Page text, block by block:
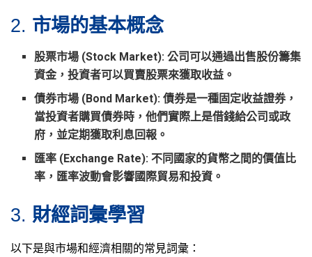
2. 市場的基本概念
股票市場 (Stock Market): 公司可以通過出售股份籌集
資金，投資者可以買賣股票來獲取收益。
債券市場 (Bond Market): 債券是一種固定收益證券，
當投資者購買債券時，他們實際上是借錢給公司或政
府，並定期獲取利息回報。
匯率 (Exchange Rate): 不同國家的貨幣之間的價值比
率，匯率波動會影響國際貿易和投資。
3. 財經詞彙學習
以下是與市場和經濟相關的常見詞彙：